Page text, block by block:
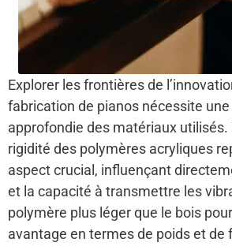
Explorer les frontières de
fabrication de pianos nécessite
approfondie des matériaux utilisés.
rigidité des polymères acryliques
aspect crucial, influençant
et la capacité à transmettre les
polymère plus léger que le bois
avantage en termes de poids et de